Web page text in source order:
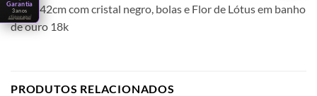
Colar 42cm com cristal negro, bolas e Flor de Lótus em banho
de ouro 18k
PRODUTOS RELACIONADOS
Garantia
3 anos
clique aqui